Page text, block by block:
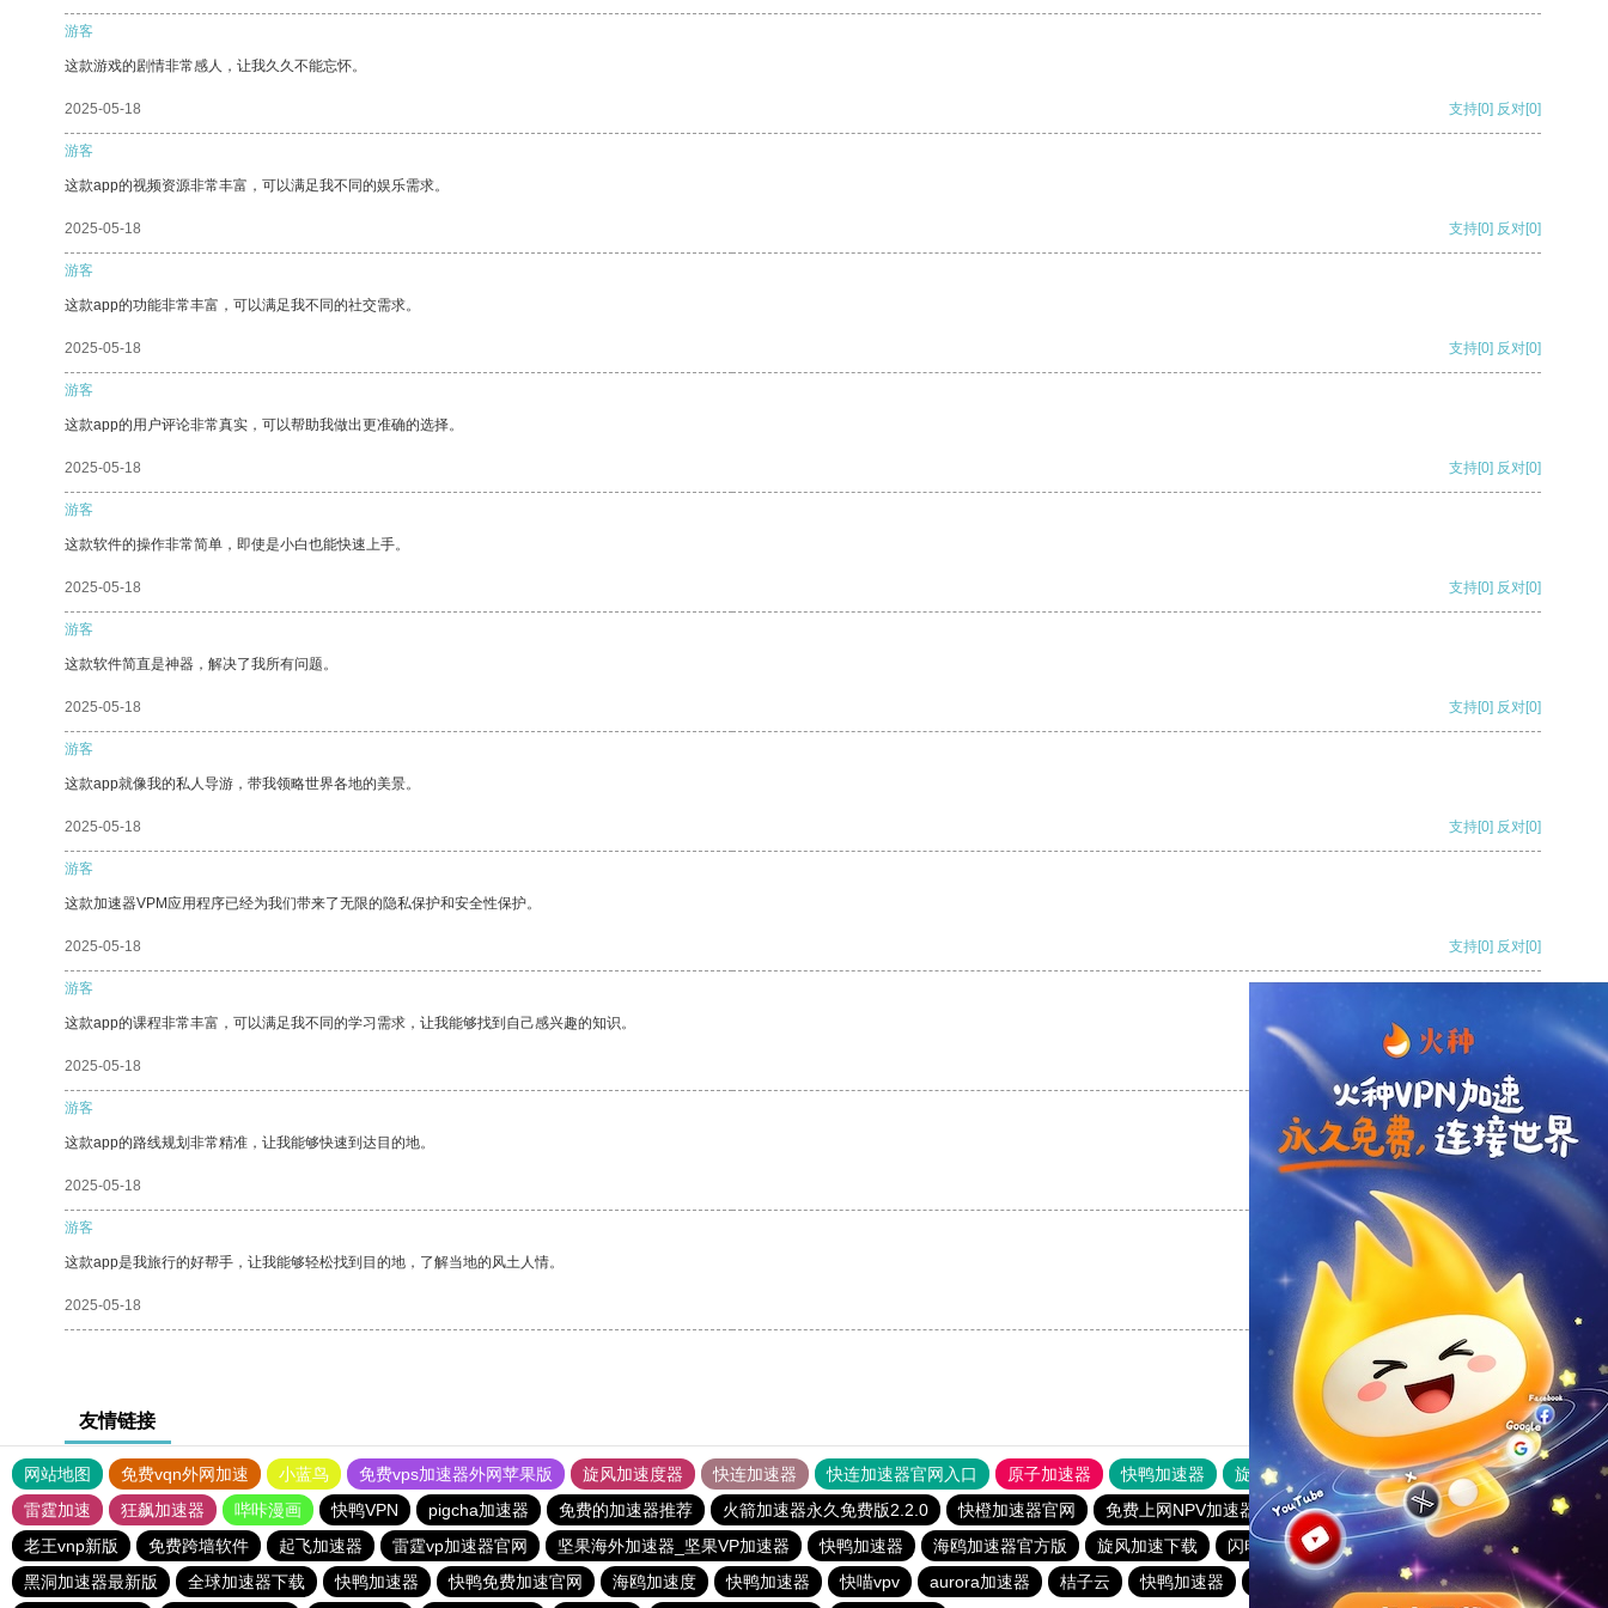
游客
这款游戏的剧情非常感人，让我久久不能忘怀。
2025-05-18 支持[0] 反对[0]
游客
这款app的视频资源非常丰富，可以满足我不同的娱乐需求。
2025-05-18 支持[0] 反对[0]
游客
这款app的功能非常丰富，可以满足我不同的社交需求。
2025-05-18 支持[0] 反对[0]
游客
这款app的用户评论非常真实，可以帮助我做出更准确的选择。
2025-05-18 支持[0] 反对[0]
游客
这款软件的操作非常简单，即使是小白也能快速上手。
2025-05-18 支持[0] 反对[0]
游客
这款软件简直是神器，解决了我所有问题。
2025-05-18 支持[0] 反对[0]
游客
这款app就像我的私人导游，带我领略世界各地的美景。
2025-05-18 支持[0] 反对[0]
游客
这款加速器VPM应用程序已经为我们带来了无限的隐私保护和安全性保护。
2025-05-18 支持[0] 反对[0]
游客
这款app的课程非常丰富，可以满足我不同的学习需求，让我能够找到自己感兴趣的知识。
2025-05-18
游客
这款app的路线规划非常精准，让我能够快速到达目的地。
2025-05-18 反对
游客
这款app是我旅行的好帮手，让我能够轻松找到目的地，了解当地的风土人情。
2025-05-18 反对[0]
友情链接
网站地图 免费vqn外网加速 小蓝鸟 免费vps加速器外网苹果版 旋风加速度器 快连加速器 快连加速器官网入口 原子加速器 快鸭加速器 旋风加速度器 外网网址导航
软件中心
雷霆加速
狂飙加速器 哔咔漫画 快鸭VPN pigcha加速器 免费的加速器推荐 火箭加速器永久免费版2.2.0 快橙加速器官网 免费上网NPV加速器 夏时加速器
快喵加速器NPV
老王vnp新版
免费跨墙软件 起飞加速器 雷霆vp加速器官网 坚果海外加速器_坚果VP加速器 快鸭加速器 海鸥加速器官方版 旋风加速下载
闪电猫加速器 – 闪电猫加速器30天免费
黑洞加速器最新版
全球加速器下载 快鸭加速器 快鸭免费加速官网 海鸥加速度 快鸭加速器 快喵vpv aurora加速器 桔子云 快鸭加速器 falemon加速下载
快鸭免费加速官网